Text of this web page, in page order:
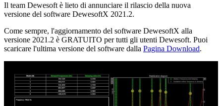
Il team Dewesoft è lieto di annunciare il rilascio della nuova
versione del software DewesoftX 2021.2.
Come sempre, l'aggiornamento del software DewesoftX alla
versione 2021.2 è GRATUITO per tutti gli utenti Dewesoft. Puoi
scaricare l'ultima versione del software dalla Pagina Download.